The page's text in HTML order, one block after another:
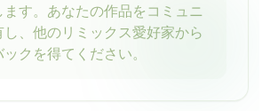
ます。あなたの作品をコミュニ
し、他のリミックス愛好家から
クを得てください。